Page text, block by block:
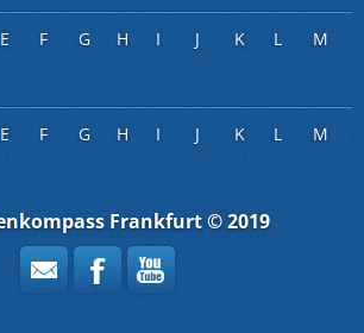
E F G H I J K L M
E F G H I J K L M
Frankfurt © 2019